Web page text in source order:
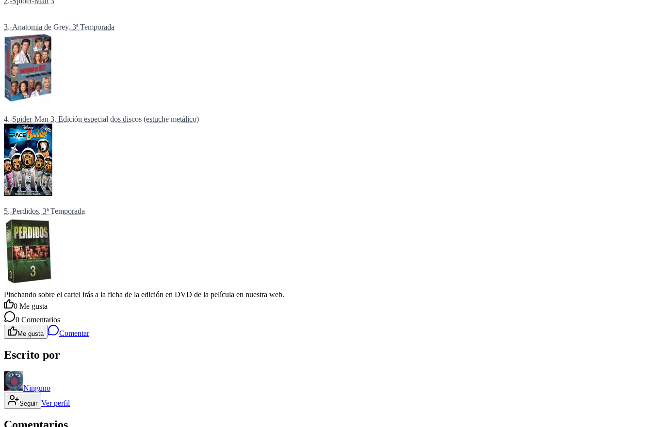
3.-Anatomia de Grey. 3ª Temporada
4.-Spider-Man 3. Edición especial dos discos (estuche metálico)
5.-Perdidos. 3ª Temporada
Pinchando sobre el cartel irás a la ficha de la edición en DVD de la película en nuestra web.
0 Me gusta
0 Comentarios
Me gusta Comentar
Escrito por
Ninguno
Seguir Ver perfil